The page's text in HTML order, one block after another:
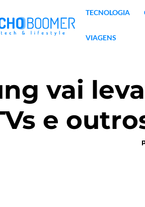
TECNOLOGIA
VIAGENS
vai
e